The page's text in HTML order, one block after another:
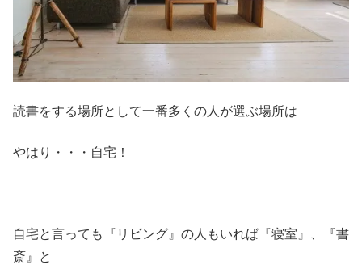
読書をする場所として一番多くの人が選ぶ場所は
やはり・・・自宅！
自宅と言っても『リビング』の人もいれば『寝室』、『書
斎』と